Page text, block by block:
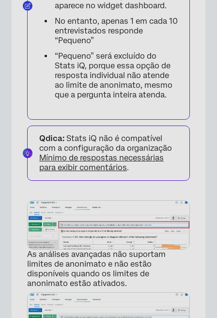
aparece no widget dashboard.
No entanto, apenas 1 em cada 10
entrevistados responde
“Pequeno”
“Pequeno” será excluído do
Stats iQ, porque essa opção de
resposta individual não atende
ao limite de anonimato, mesmo
que a pergunta inteira atenda.
Qdica: Stats iQ não é compatível
com a configuração da organização
Mínimo de respostas necessárias
para exibir comentários.
As análises avançadas não suportam
limites de anonimato e não estão
disponíveis quando os limites de
anonimato estão ativados.